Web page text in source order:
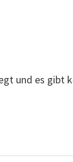
und es gibt